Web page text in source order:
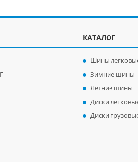
КАТАЛОГ
Шины
Зимние шины
Летние шины
Диски
Диски